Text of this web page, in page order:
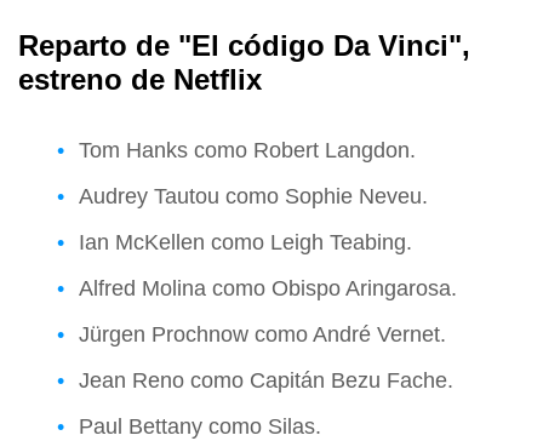
Reparto de "El código Da Vinci",
estreno de Netflix
Tom Hanks como Robert Langdon.
Audrey Tautou como Sophie Neveu.
Ian McKellen como Leigh Teabing.
Alfred Molina como Obispo Aringarosa.
Jürgen Prochnow como André Vernet.
Jean Reno como Capitán Bezu Fache.
Paul Bettany como Silas.